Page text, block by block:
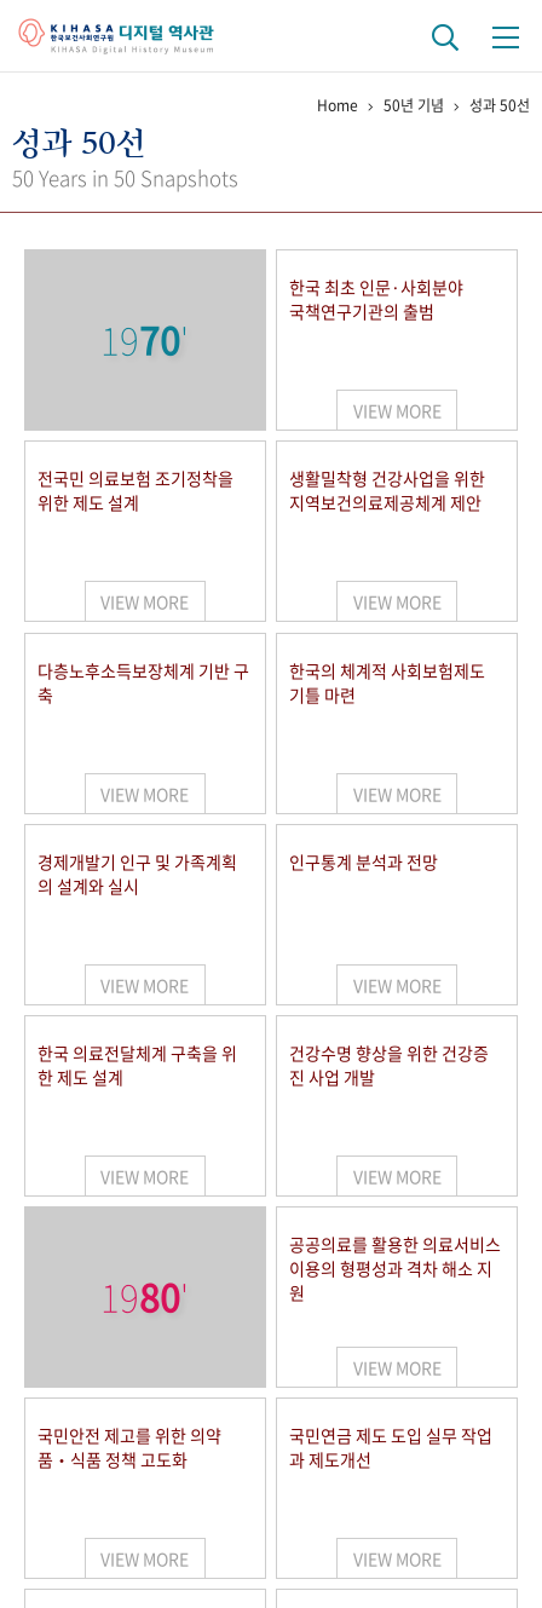
걸어온 길 기관 변천사
키워드로 보는 연구 역사
연구자들
사진 아카이브 문서 기록물 행정박물 영상 기록물
50+1 주년 기념
세계와 함께 한 KIHASA
VR 역사관
Home 50년 기념 성과 50선
성과 50선
50 Years in 50 Snapshots
1970'
한국 최초 인문·사회분야
국책연구기관의 출범
VIEW MORE
전국민 의료보험 조기정착을
위한 제도 설계
VIEW MORE
생활밀착형 건강사업을 위한
지역보건의료제공체계 제안
VIEW MORE
다층노후소득보장체계 기반 구
축
VIEW MORE
한국의 체계적 사회보험제도
기틀 마련
VIEW MORE
경제개발기 인구 및 가족계획
의 설계와 실시
VIEW MORE
인구통계 분석과 전망
VIEW MORE
한국 의료전달체계 구축을 위
한 제도 설계
VIEW MORE
건강수명 향상을 위한 건강증
진 사업 개발
VIEW MORE
1980'
공공의료를 활용한 의료서비스
이용의 형평성과 격차 해소 지
원
VIEW MORE
국민안전 제고를 위한 의약
품‧식품 정책 고도화
VIEW MORE
국민연금 제도 도입 실무 작업
과 제도개선
VIEW MORE